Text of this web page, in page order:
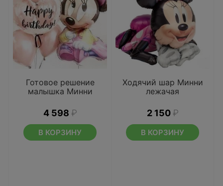
Готовое решение
малышка Минни
4 598 ₽
В КОРЗИНУ
Ходячий шар Минни
лежачая
2 150 ₽
В КОРЗИНУ